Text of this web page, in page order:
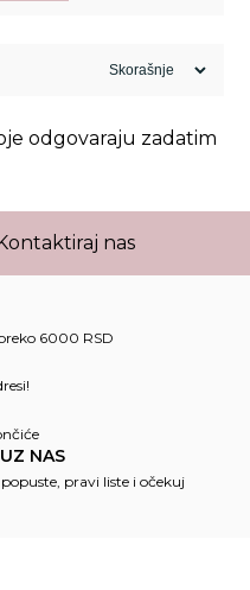
odgovaraju zadatim
Kontaktiraj nas
6000 RSD
NAS
pravi liste i očekuj